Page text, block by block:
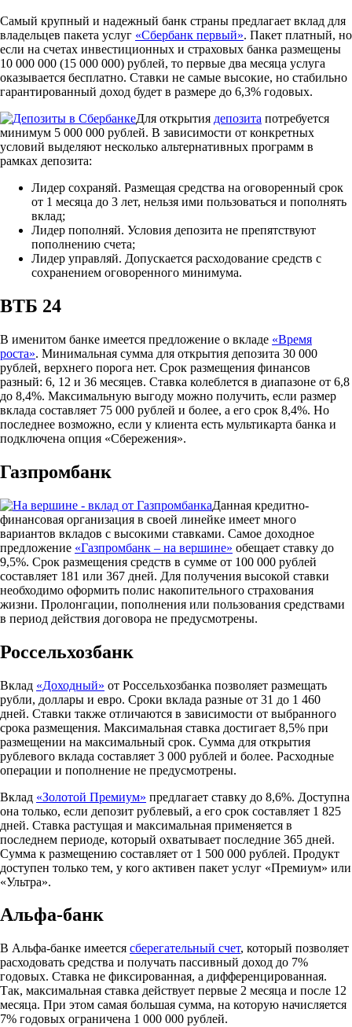
Самый крупный и надежный банк страны предлагает вклад для
владельцев пакета услуг «Сбербанк первый». Пакет платный, но
если на счетах инвестиционных и страховых банка размещены
10 000 000 (15 000 000) рублей, то первые два месяца услуга
оказывается бесплатно. Ставки не самые высокие, но стабильно
гарантированный доход будет в размере до 6,3% годовых.
Для открытия депозита потребуется
минимум 5 000 000 рублей. В зависимости от конкретных
условий выделяют несколько альтернативных программ в
рамках депозита:
Лидер сохраняй. Размещая средства на оговоренный срок
от 1 месяца до 3 лет, нельзя ими пользоваться и пополнять
вклад;
Лидер пополняй. Условия депозита не препятствуют
пополнению счета;
Лидер управляй. Допускается расходование средств с
сохранением оговоренного минимума.
ВТБ 24
В именитом банке имеется предложение о вкладе «Время
роста». Минимальная сумма для открытия депозита 30 000
рублей, верхнего порога нет. Срок размещения финансов
разный: 6, 12 и 36 месяцев. Ставка колеблется в диапазоне от 6,8
до 8,4%. Максимальную выгоду можно получить, если размер
вклада составляет 75 000 рублей и более, а его срок 8,4%. Но
последнее возможно, если у клиента есть мультикарта банка и
подключена опция «Сбережения».
Газпромбанк
Данная кредитно-
финансовая организация в своей линейке имеет много
вариантов вкладов с высокими ставками. Самое доходное
предложение «Газпромбанк – на вершине» обещает ставку до
9,5%. Срок размещения средств в сумме от 100 000 рублей
составляет 181 или 367 дней. Для получения высокой ставки
необходимо оформить полис накопительного страхования
жизни. Пролонгации, пополнения или пользования средствами
в период действия договора не предусмотрены.
Россельхозбанк
Вклад «Доходный» от Россельхозбанка позволяет размещать
рубли, доллары и евро. Сроки вклада разные от 31 до 1 460
дней. Ставки также отличаются в зависимости от выбранного
срока размещения. Максимальная ставка достигает 8,5% при
размещении на максимальный срок. Сумма для открытия
рублевого вклада составляет 3 000 рублей и более. Расходные
операции и пополнение не предусмотрены.
Вклад «Золотой Премиум» предлагает ставку до 8,6%. Доступна
она только, если депозит рублевый, а его срок составляет 1 825
дней. Ставка растущая и максимальная применяется в
последнем периоде, который охватывает последние 365 дней.
Сумма к размещению составляет от 1 500 000 рублей. Продукт
доступен только тем, у кого активен пакет услуг «Премиум» или
«Ультра».
Альфа-банк
В Альфа-банке имеется сберегательный счет, который позволяет
расходовать средства и получать пассивный доход до 7%
годовых. Ставка не фиксированная, а дифференцированная.
Так, максимальная ставка действует первые 2 месяца и после 12
месяца. При этом самая большая сумма, на которую начисляется
7% годовых ограничена 1 000 000 рублей.